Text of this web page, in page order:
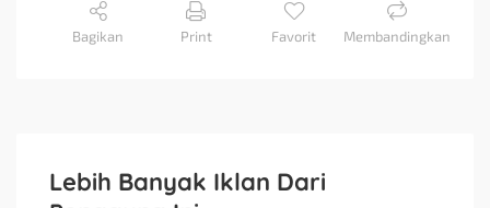
Bagikan Print Favorit Membandingkan
Lebih Banyak Iklan Dari